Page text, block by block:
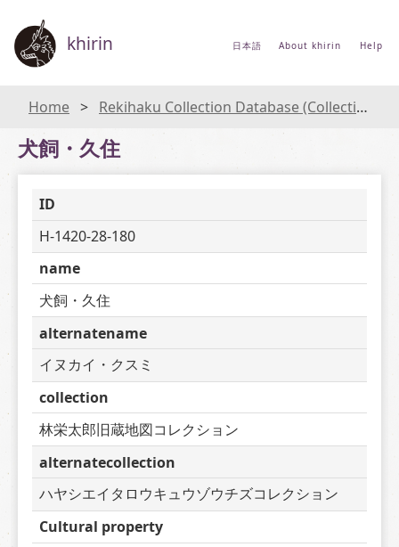
khirin 日本語 About khirin Help
Home Rekihaku Collection Database (Collections Database of the National Museum of Japanese History)
犬飼・久住
ID
H-1420-28-180
name
犬飼・久住
alternatename
イヌカイ・クスミ
collection
林栄太郎旧蔵地図コレクション
alternatecollection
ハヤシエイタロウキュウゾウチズコレクション
Cultural property